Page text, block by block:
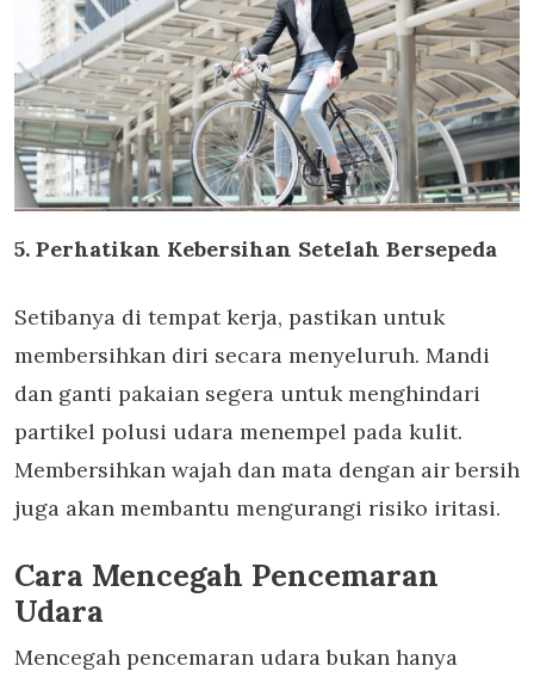
5. Perhatikan Kebersihan Setelah Bersepeda
Setibanya di tempat kerja, pastikan untuk
membersihkan diri secara menyeluruh. Mandi
dan ganti pakaian segera untuk menghindari
partikel polusi udara menempel pada kulit.
Membersihkan wajah dan mata dengan air bersih
juga akan membantu mengurangi risiko iritasi.
Cara Mencegah Pencemaran
Udara
Mencegah pencemaran udara bukan hanya